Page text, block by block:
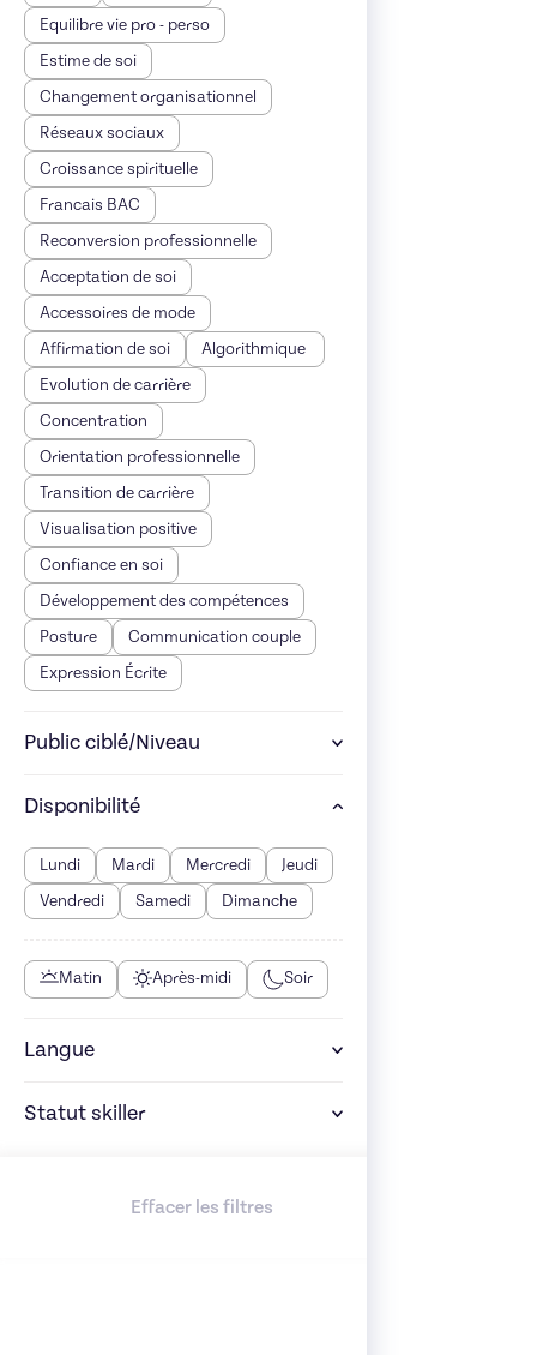
Equilibre vie pro - perso
Estime de soi
Changement organisationnel
Réseaux sociaux
Croissance spirituelle
Francais BAC
Reconversion professionnelle
Acceptation de soi
Accessoires de mode
Affirmation de soi
Algorithmique
Evolution de carrière
Concentration
Orientation professionnelle
Transition de carrière
Visualisation positive
Confiance en soi
Développement des compétences
Posture
Communication couple
Expression Écrite
Public ciblé/Niveau
Disponibilité
Lundi Mardi Mercredi
Jeudi
Vendredi
Samedi Dimanche
Matin Après-midi Soir
Langue
Statut skiller
Effacer les filtres